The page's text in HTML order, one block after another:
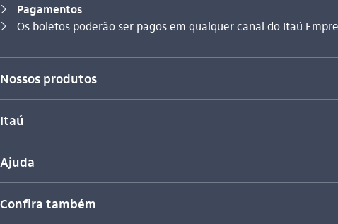
seta_direita Pagamentos
seta_direita
Você está aqui:
Os boletos poderão ser pagos em qualquer canal do Itaú
Nossos produtos
Itaú
Ajuda
Confira também